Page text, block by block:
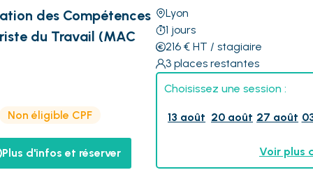
des Compétences
du Travail (MAC
Non éligible CPF
Plus d'infos et réserver
Lyon
1 jours
216€ HT / stagiaire
3 places restantes
Choisissez une session :
13 août 20 août 27 août
Voir plus